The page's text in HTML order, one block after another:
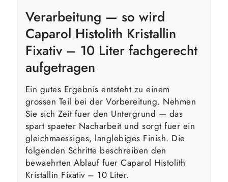
Verarbeitung — so wird
Caparol Histolith Kristallin
Fixativ – 10 Liter fachgerecht
aufgetragen
Ein gutes Ergebnis entsteht zu einem
grossen Teil bei der Vorbereitung. Nehmen
Sie sich Zeit fuer den Untergrund — das
spart spaeter Nacharbeit und sorgt fuer ein
gleichmaessiges, langlebiges Finish. Die
folgenden Schritte beschreiben den
bewaehrten Ablauf fuer Caparol Histolith
Kristallin Fixativ – 10 Liter.